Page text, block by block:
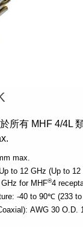
所有 MHF 4/4L
max.
Up to 12 GHz (Up to
for MHF®4
-40 to 90℃ (233 to
AWG 30 O.D.